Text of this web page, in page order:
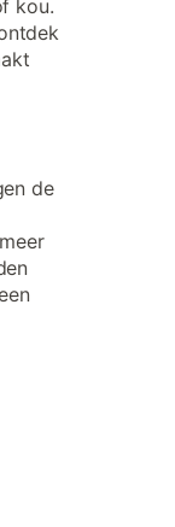
kou.
de